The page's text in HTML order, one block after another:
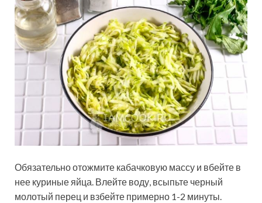
Обязательно отожмите кабачковую массу и вбейте в
нее куриные яйца. Влейте воду, всыпьте черный
молотый перец и взбейте примерно 1-2 минуты.